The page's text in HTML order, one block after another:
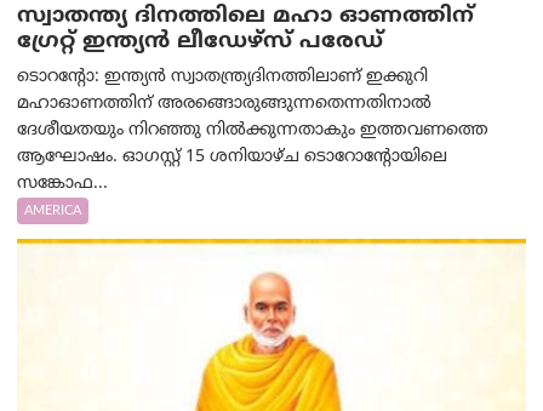
സ്വാതന്ത്യ ദിനത്തിലെ മഹാ ഓണത്തിന്
ഗ്രേറ്റ് ഇന്ത്യൻ ലീഡേഴ്സ് പരേഡ്
ടൊറന്റോ: ഇന്ത്യൻ സ്വാതന്ത്ര്യദിനത്തിലാണ് ഇക്കുറി
മഹാഓണത്തിന് അരങ്ങൊരുങ്ങുന്നതെന്നതിനാൽ
ദേശീയതയും നിറഞ്ഞു നിൽക്കുന്നതാകും ഇത്തവണത്തെ
ആഘോഷം. ഓഗസ്റ്റ് 15 ശനിയാഴ്ച ടൊറോന്റോയിലെ
സങ്കോഫ...
AMERICA